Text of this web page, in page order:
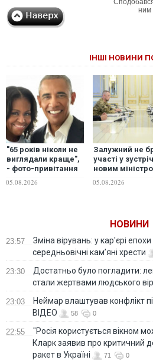
ним
ІНШІ НОВИНИ
"65 років ніколи не
виглядали краще",
- фото-привітання
дня народження
05.08.2026
Залужний не
участі у
новим
Києві: в ОП та в
05.08.2026
НОВИНИ
23:57
Зміна вірувань: у кар'єрі епохи
середньовічні кам’яні хрести
23:30
Достатньо було погладити:
стали жертвами людського
23:03
Неймар влаштував конфлікт
ВІДЕО
58 0
22:55
"Росія користується вікном
Кларк заявив про критичний
ракет в Україні
71 0